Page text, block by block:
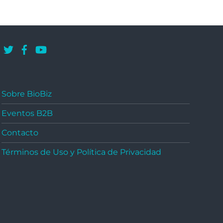
Sobre BioBiz
Eventos B2B
Contacto
Términos de Uso y Política de Privacidad